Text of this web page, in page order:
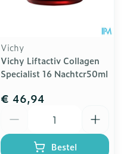
Vichy
Vichy Liftactiv Collagen
Specialist 16 Nachtcr50ml
€ 46,94
Bestel